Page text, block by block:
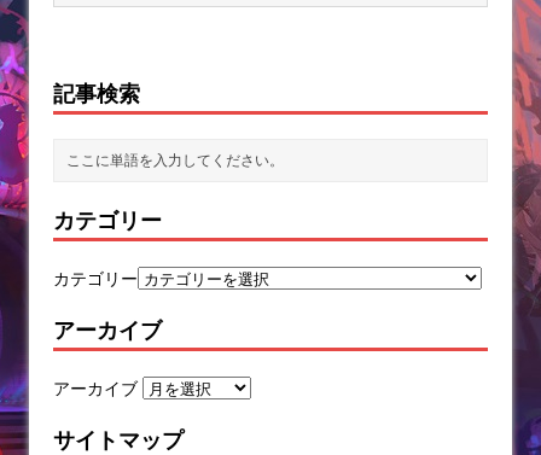
記事検索
カテゴリー
カテゴリー
アーカイブ
アーカイブ
サイトマップ